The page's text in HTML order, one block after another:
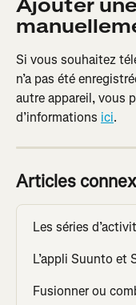
Ajouter
Si vous souhaitez
n’a pas été
autre appareil, vous
d’informations ici.
Articles
Les séries
L’appli Suunto et
Fusionner ou